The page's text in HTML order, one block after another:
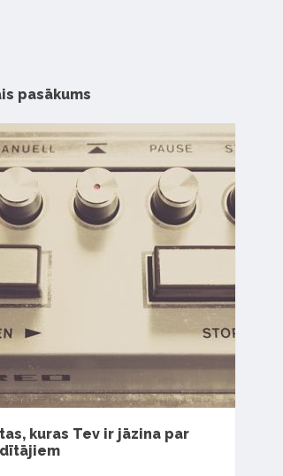
pasākums
kuras Tev ir jāzina par